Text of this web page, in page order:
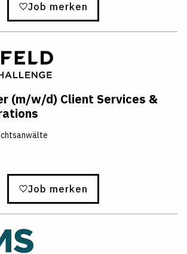
Job merken
(m/w/d) Client Services &
Job merken